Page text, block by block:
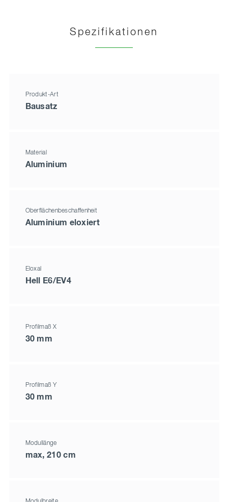
Spezifikationen
Produkt-Art
Bausatz
Material
Aluminium
Oberflächenbeschaffenheit
Aluminium eloxiert
Eloxal
Hell E6/EV4
Profilmaß X
30 mm
Profilmaß Y
30 mm
Modullänge
max, 210 cm